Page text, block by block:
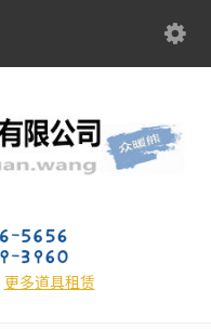
更多道具租赁